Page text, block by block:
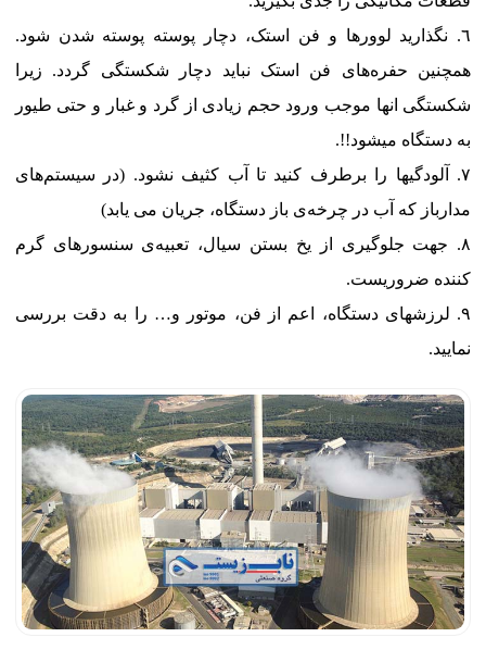
نگذارید لوورها و فن استک، دچار پوسته پوسته شدن شود.
همچنین حفره‌های فن استک نباید دچار شکستگی گردد. زیرا
شکستگی انها موجب ورود حجم زیادی از گرد و غبار و حتی طیور
به دستگاه میشود!!.
آلودگیها را برطرف کنید تا آب کثیف نشود. (در سیستم‌های
مدارباز که آب در چرخه‌ی باز دستگاه، جریان می یابد)
جهت جلوگیری از یخ بستن سیال، تعبیه‌ی سنسورهای گرم
کننده ضروریست.
لرزشهای دستگاه، اعم از فن، موتور و… را به دقت بررسی
نمایید.